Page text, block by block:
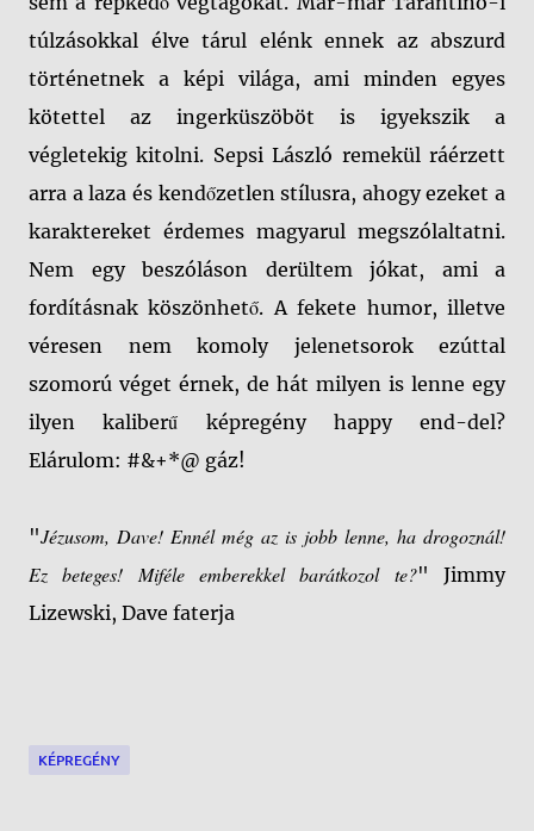
túlzásokkal élve tárul elénk ennek az abszurd
történetnek a képi világa, ami minden egyes
kötettel az ingerküszöböt is igyekszik a
végletekig kitolni. Sepsi László remekül ráérzett
arra a laza és kendőzetlen stílusra, ahogy ezeket a
karaktereket érdemes magyarul megszólaltatni.
Nem egy beszóláson derültem jókat, ami a
fordításnak köszönhető. A fekete humor, illetve
véresen nem komoly jelenetsorok ezúttal
szomorú véget érnek, de hát milyen is lenne egy
ilyen kaliberű képregény happy end-del?
Elárulom: #&+*@ gáz!
"Jézusom, Dave! Ennél még az is jobb lenne, ha drogoznál!
Ez beteges! Miféle emberekkel barátkozol te?" Jimmy
Lizewski, Dave faterja
KÉPREGÉNY